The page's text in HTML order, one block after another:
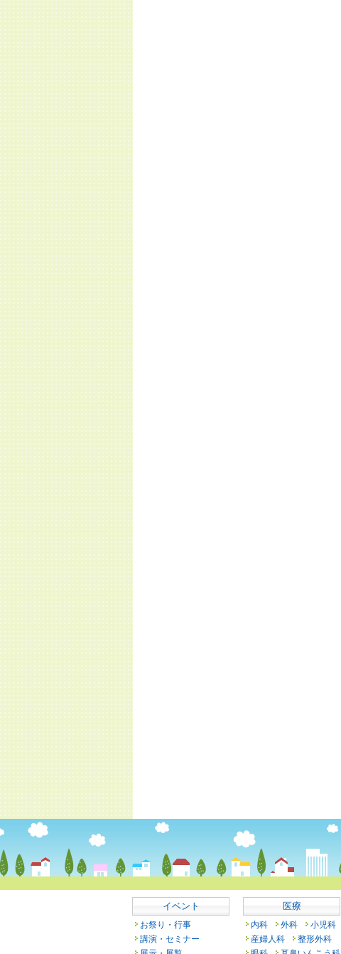
イベント
お祭り・行事
講演・セミナー
医療
内科 外科
小児科
産婦人科
整形外科